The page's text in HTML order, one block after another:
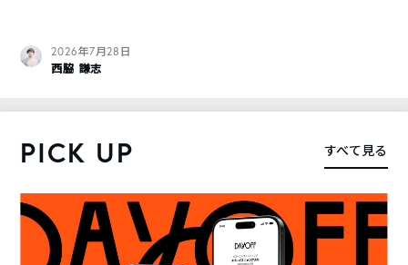
2026年7月28日
西脇 謙志
PICK UP すべて見る